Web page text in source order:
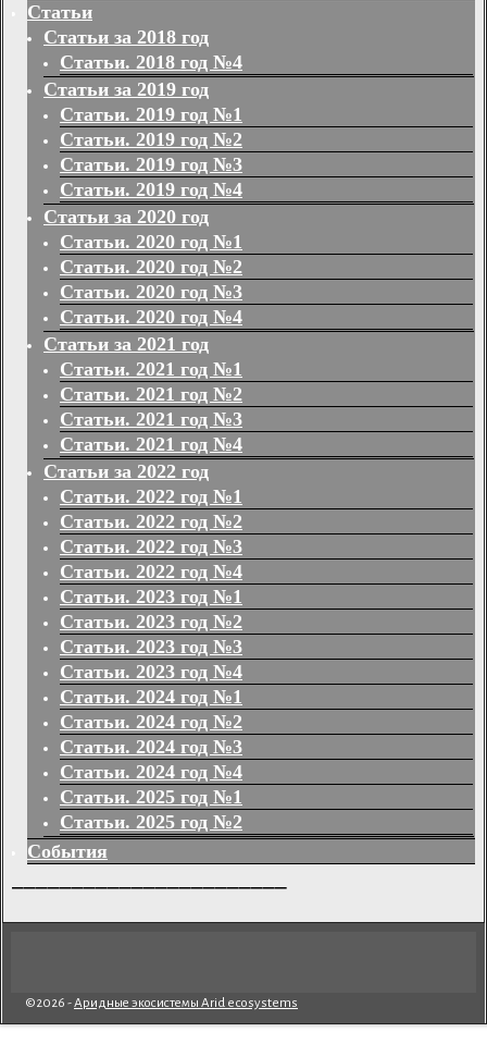
Статьи
Статьи за 2018 год
Статьи. 2018 год №4
Статьи за 2019 год
Статьи. 2019 год №1
Статьи. 2019 год №2
Статьи. 2019 год №3
Статьи. 2019 год №4
Статьи за 2020 год
Статьи. 2020 год №1
Статьи. 2020 год №2
Статьи. 2020 год №3
Статьи. 2020 год №4
Статьи за 2021 год
Статьи. 2021 год №1
Статьи. 2021 год №2
Статьи. 2021 год №3
Статьи. 2021 год №4
Статьи за 2022 год
Статьи. 2022 год №1
Статьи. 2022 год №2
Статьи. 2022 год №3
Статьи. 2022 год №4
Статьи. 2023 год №1
Статьи. 2023 год №2
Статьи. 2023 год №3
Статьи. 2023 год №4
Статьи. 2024 год №1
Статьи. 2024 год №2
Статьи. 2024 год №3
Статьи. 2024 год №4
Статьи. 2025 год №1
Статьи. 2025 год №2
События
©2026 -Аридные экосистемы Arid ecosystems